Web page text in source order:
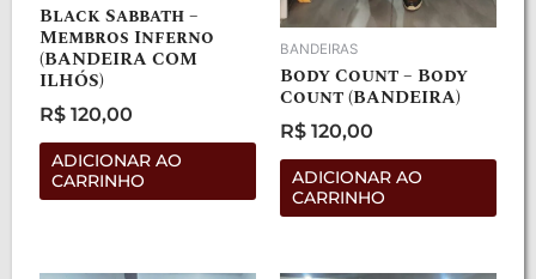
Black Sabbath –
Membros Inferno
(BANDEIRA COM
ILHÓS)
Avaliação
0
R$ 120,00
ADICIONAR AO
CARRINHO
BANDEIRAS
Body Count – Body
Count (BANDEIRA)
0
R$ 120,00
ADICIONAR AO
CARRINHO